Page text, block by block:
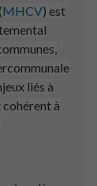
MHCV) est
liés à
à